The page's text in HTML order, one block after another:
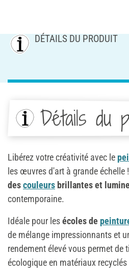
DÉTAILS DU PRODUIT
Détails du
Libérez votre créativité avec le
les œuvres d'art à grande échelle
descouleurs brillantes et
contemporaine.
Idéale pour lesécoles de
de mélange impressionnants et
rendement élevé vous permet
écologique en matériaux